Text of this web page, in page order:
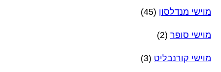
מוישי מנדלסון (45)
מוישי סופר (2)
מוישי קורנבליט (3)